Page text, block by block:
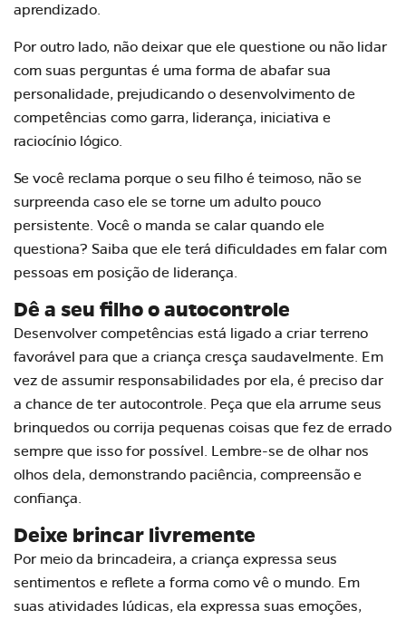
aprendizado.
Por outro lado, não deixar que ele questione ou não lidar
com suas perguntas é uma forma de abafar sua
personalidade, prejudicando o desenvolvimento de
competências como garra, liderança, iniciativa e
raciocínio lógico.
Se você reclama porque o seu filho é teimoso, não se
surpreenda caso ele se torne um adulto pouco
persistente. Você o manda se calar quando ele
questiona? Saiba que ele terá dificuldades em falar com
pessoas em posição de liderança.
Dê a seu filho o autocontrole
Desenvolver competências está ligado a criar terreno
favorável para que a criança cresça saudavelmente. Em
vez de assumir responsabilidades por ela, é preciso dar
a chance de ter autocontrole. Peça que ela arrume seus
brinquedos ou corrija pequenas coisas que fez de errado
sempre que isso for possível. Lembre-se de olhar nos
olhos dela, demonstrando paciência, compreensão e
confiança.
Deixe brincar livremente
Por meio da brincadeira, a criança expressa seus
sentimentos e reflete a forma como vê o mundo. Em
suas atividades lúdicas, ela expressa suas emoções,